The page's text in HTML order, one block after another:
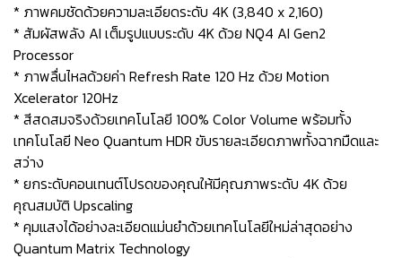
* ภาพคมชัดด้วยความละเอียดระดับ 4K (3,840 x 2,160)
* สัมผัสพลัง AI เต็มรูปแบบระดับ 4K ด้วย NQ4 AI Gen2
Processor
* ภาพลื่นไหลด้วยค่า Refresh Rate 120 Hz ด้วย Motion
Xcelerator 120Hz
* สีสดสมจริงด้วยเทคโนโลยี 100% Color Volume พร้อมทั้ง
เทคโนโลยี Neo Quantum HDR ขับรายละเอียดภาพทั้งฉากมืดและ
สว่าง
* ยกระดับคอนเทนต์โปรดของคุณให้มีคุณภาพระดับ 4K ด้วย
คุณสมบัติ Upscaling
* คุมแสงได้อย่างละเอียดแม่นยำด้วยเทคโนโลยีใหม่ล่าสุดอย่าง
Quantum Matrix Technology